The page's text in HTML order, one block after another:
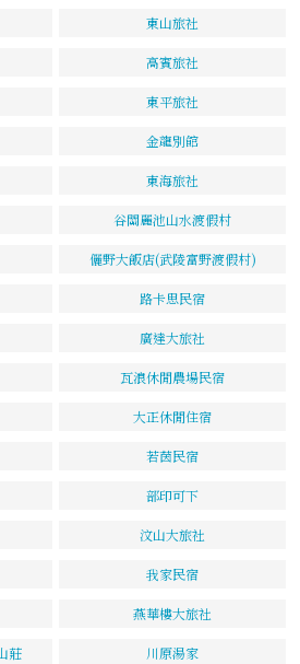
東山旅社
高賓旅社
東平旅社
金龍別館
東海旅社
谷關麗池山水渡假村
儷野大飯店(武陵富野渡假村)
路卡思民宿
廣達大旅社
瓦浪休閒農場民宿
大正休閒住宿
若茵民宿
部印可下
汶山大旅社
我家民宿
燕華樓大旅社
莊 川原湯家